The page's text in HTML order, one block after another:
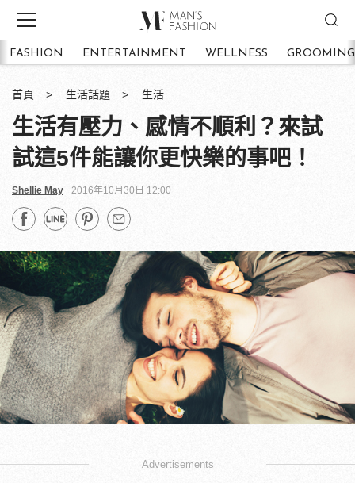
FASHION ENTERTAINMENT WELLNESS GROOMING
首頁 生活話題 生活
生活有壓力、感情不順利？來試
試這5件能讓你更快樂的事吧！
Shellie May 2016年10月30日 12:00
Advertisements